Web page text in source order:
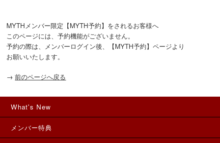
MYTHメンバー限定【MYTH予約】をされるお客様へ
このページには、予約機能がございません。
予約の際は、メンバーログイン後、【MYTH予約】ページより
お願いいたします。
→ 前のページへ戻る
What's New
メンバー特典